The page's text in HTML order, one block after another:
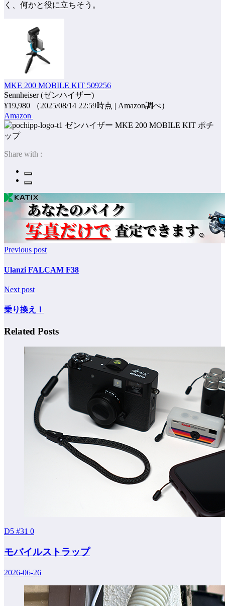
く、何かと役に立ちそう。
MKE 200 MOBILE KIT 509256
Sennheiser (ゼンハイザー)
¥19,980
（2025/08/14 22:59時点 | Amazon調べ）
Amazon
ポチ
ップ
Share with :
Previous post
Ulanzi FALCAM F38
Next post
乗り換え！
Related Posts
D5 #31 0
モバイルストラップ
2026-06-26